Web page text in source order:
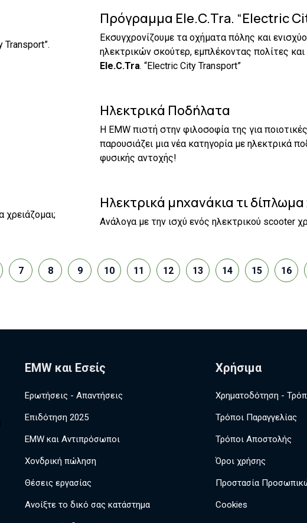
Πρόγραμμα Ele.C.Tra. “Electric
Εκσυγχρονίζουμε τα οχήματα πόλης και
ηλεκτρικών σκούτερ, εμπλέκοντας πολίτες
Ele.C.Tra. “Electric City Transport”
Ηλεκτρικά Ποδήλατα
Η EMW πιστή στην φιλοσοφία της για
παρουσιάζει μια νέα κατηγορία με ηλεκτρικά
φυσικής αντοχής!
Ηλεκτρικά μηχανάκια τι δίπλωμα
Ανάλογα με την ισχύ ενός ηλεκτρικού scooter
7 8 9 10 11 12 13 14 15 16
EMW και Εσείς
Ερωτήσεις - Απαντήσεις
Επιδότηση 2025
EMW και Αντιπρόσωποι
Χονδρική πώληση
Θέσεις εργασίας
Ανοίξτε το δικό σας κατάστημα
Χρήσιμα
Χρηματοδότηση -
Τρόποι Παραγγελίας
Τρόποι Αποστολής
Όροι χρήσης
Προστασία
Cookies